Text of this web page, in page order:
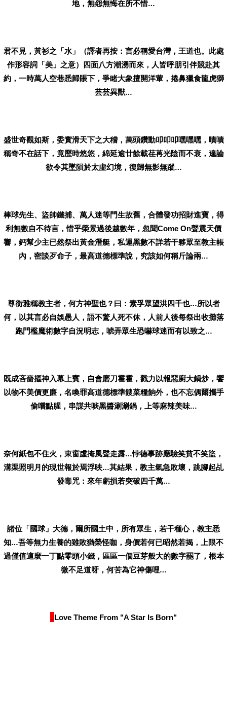
地，無怨無悔在所不惜…
君不見，黃衫之「水」（譯者再按：言必稱愛台灣，王道也。此處
作形容詞「美」之意）四面八方潮湧而來，人皆呼朋引伴競赴其
約，一時萬人空巷悉歸賬下，爭睹大象擅開洋葷，捲鼻獵食龍虎獅
芸芸異獸…
盛世奇觀如斯，委實滑天下之大稽，萬頭鑽動叩叩叩嘿嘿嘿，嘖嘖
稱奇不在話下，竟歷時悠悠，綿延逾廿餘載荏苒光陰而不衰，遑論
欲令其墜隕於太虛幻境，復歸無影無蹤…
棒球先生、盜帥鐵捕、萬人迷等門生故舊，合體發功招財進寶，得
利無數自不待言，惜乎榮景過後越數年，忽聞Come On聲震天價
響，鈣幫少主已然祭出黃金潛艇，私運黑數不詳若干夥眾至教主帳
內，密談歹命子， 最高道德標準說，究該如何稱斤論兩…
尊銜雅稱教主者，何方神聖也？曰：素孚眾望洪四千也…所以者
何，以其言必自娛愚人，語不驚人死不休，人前人後每祭出收攤落
跑門檻魔術數字自況明志，唬弄眾生恐嚇球迷而有以致之…
既成吝嗇摳神入幕上賓，自會磨刀霍霍，戮力以報惡廚大鍋炒，饗
以物不美價更廉，名喚罪高道德標準餿菜糧餉外，也不忘偶爾攜手
偷嚐點腥，串謀共啖黑醬涮涮鍋，上等麻辣美味…
奈何紙包不住火，東窗虛掩風聲走露…悖德事跡應驗笑貧不笑盜，
溝渠照明月的現世報於焉浮映…其結果，教主氣急敗壞，跳腳起乩
發毒咒：來年虧損若突破四千萬…
諸位「國球」大德，爾所國土中，所有眾生，若干種心，教主悉
知…吾等無力生養的雖敗猶榮怪咖，身價若何已昭然若揭，上限不
過僅值這麼一丁點零頭小錢，區區一個豆芽般大的數字罷了，根本
微不足道呀，何苦為它神傷哩…
↓Love Theme From "A Star Is Born"